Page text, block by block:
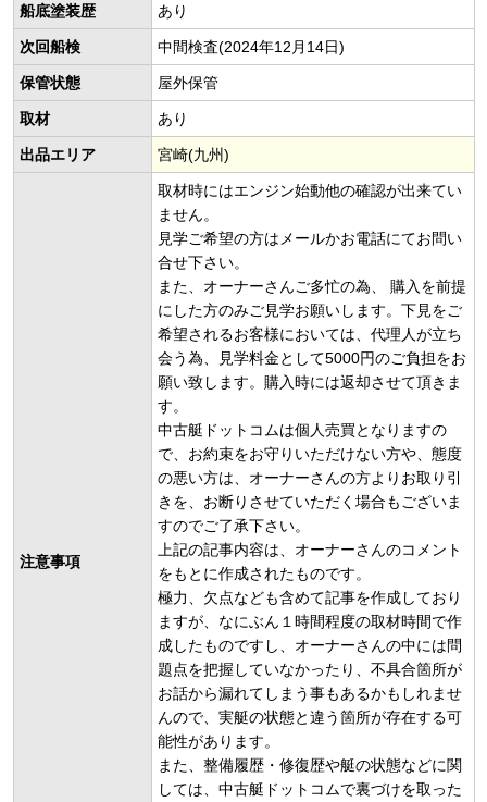
船底塗装歴 あり
次回船検 中間検査(2024年12月14日)
保管状態 屋外保管
取材 あり
出品エリア 宮崎(九州)
注意事項
取材時にはエンジン始動他の確認が出来てい
ません。
見学ご希望の方はメールかお電話にてお問い
合せ下さい。
また、オーナーさんご多忙の為、 購入を前提
にした方のみご見学お願いします。下見をご
希望されるお客様においては、代理人が立ち
会う為、見学料金として5000円のご負担をお
願い致します。購入時には返却させて頂きま
す。
中古艇ドットコムは個人売買となりますの
で、お約束をお守りいただけない方や、態度
の悪い方は、オーナーさんの方よりお取り引
きを、お断りさせていただく場合もございま
すのでご了承下さい。
上記の記事内容は、オーナーさんのコメント
をもとに作成されたものです。
極力、欠点なども含めて記事を作成しており
ますが、なにぶん１時間程度の取材時間で作
成したものですし、オーナーさんの中には問
題点を把握していなかったり、不具合箇所が
お話から漏れてしまう事もあるかもしれませ
んので、実艇の状態と違う箇所が存在する可
能性があります。
また、整備履歴・修復歴や艇の状態などに関
しては、中古艇ドットコムで裏づけを取った